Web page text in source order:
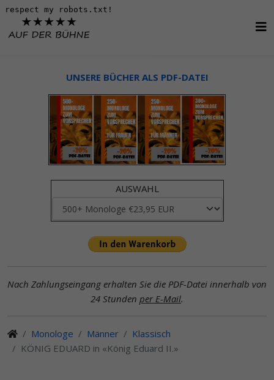
UNSERE BÜCHER ALS PDF-DATEI
AUSWAHL
Nach Zahlungseingang erhalten Sie die PDF-Datei innerhalb von
24 Stunden per E-Mail.
Monologe Männer
Klassisch
KÖNIG EDUARD in «König Eduard II.»